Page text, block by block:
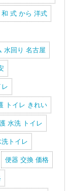
和 式 から 洋式
水回り 名古屋
トイレ きれい
水洗 トイレ
トイレ
便器 交換 価格